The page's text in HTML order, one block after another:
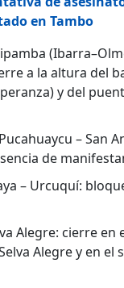
en Tambo
a la altura del
y del
– San
de
– Urcuquí:
Alegre: cierre en
Alegre y en el